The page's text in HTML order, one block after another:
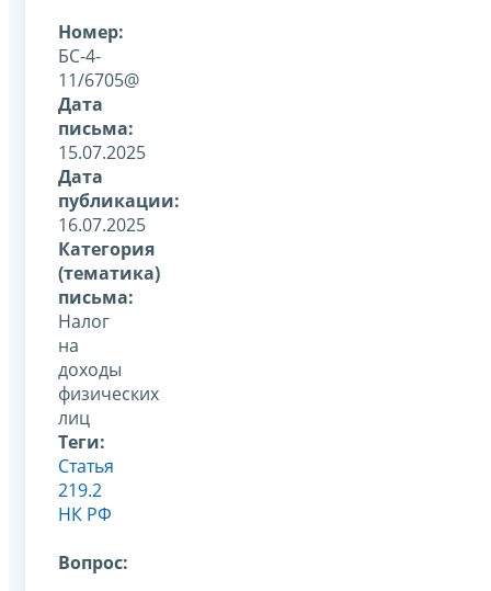
Номер:
БС-4-
11/6705@
Дата
письма:
15.07.2025
Дата
публикации:
16.07.2025
Категория
(тематика)
письма:
Налог
на
доходы
физических
лиц
Теги:
Статья
219.2
НК РФ
Вопрос: